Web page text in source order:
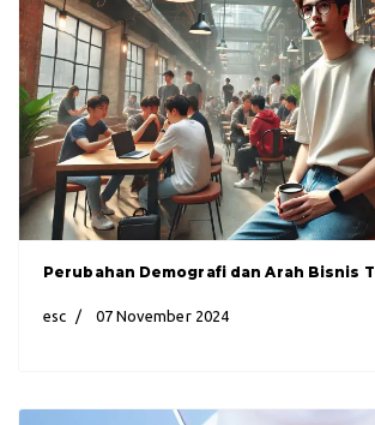
Perubahan Demografi dan Arah Bisnis TI
esc 07 November 2024